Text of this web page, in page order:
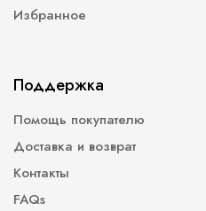
Избранное
Поддержка
Помощь покупателю
Доставка и возврат
Контакты
FAQs